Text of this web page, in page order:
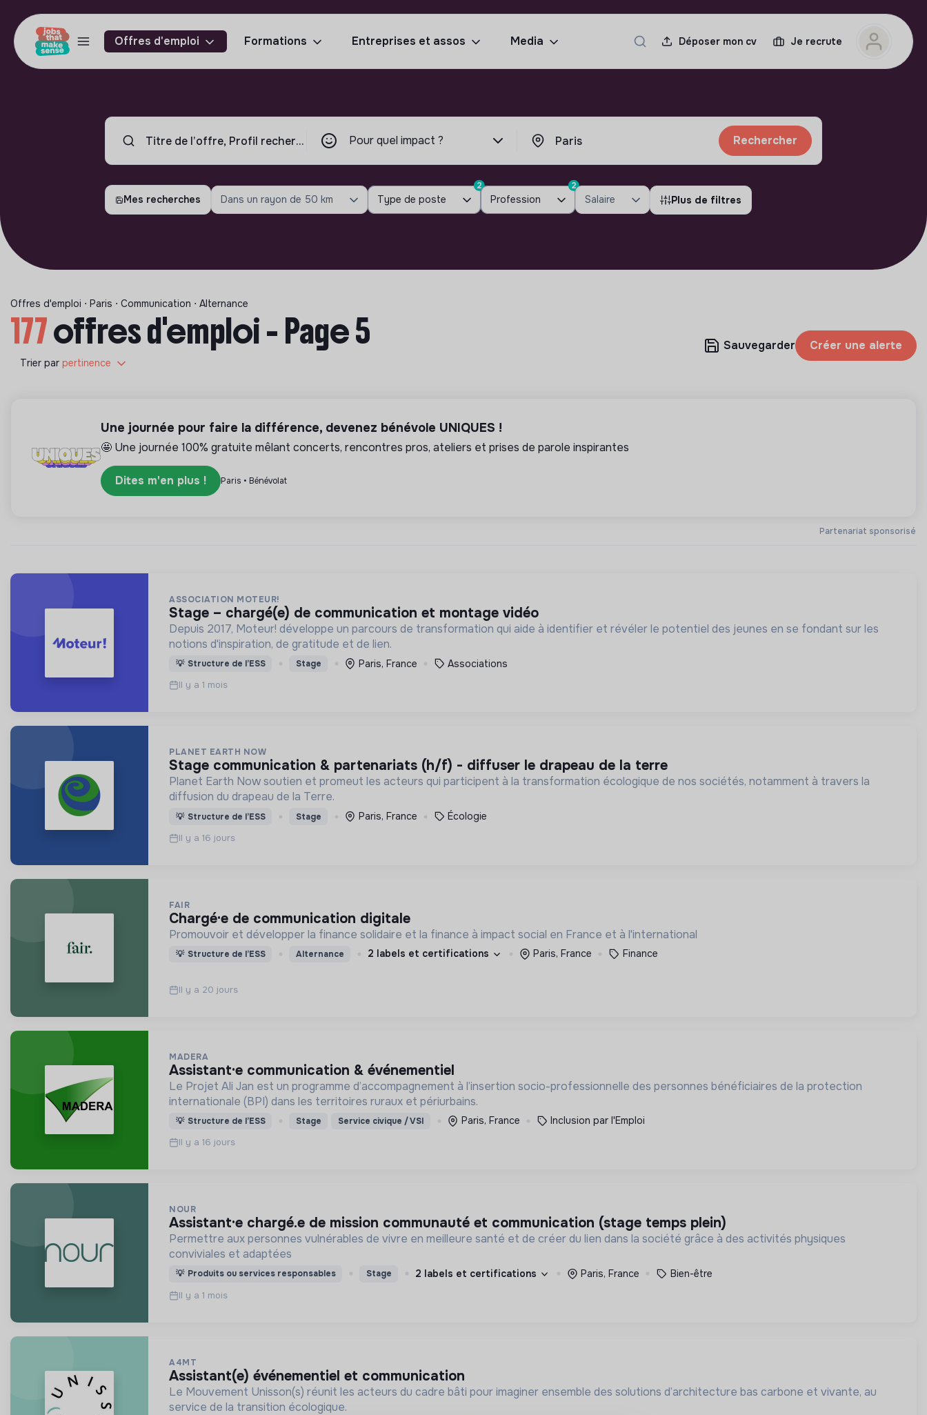
Offres d'emploi Formations Entreprises et assos Media Déposer mon cv Je recrute
Pour quel impact ? Rechercher
Mes recherches Dans un rayon de 50 km Type de poste
2
Profession
2
Salaire Plus de filtres
Offres d'emploi ⋅ Paris ⋅ Communication ⋅ Alternance
177offres d'emploi - Page 5
Trier par pertinence
Sauvegarder Créer une alerte
Partenariat sponsorisé
Une journée pour faire la différence, devenez bénévole UNIQUES !
🤩 Une journée 100% gratuite mêlant concerts, rencontres pros, ateliers et prises de parole inspirantes
Dites m'en plus ! Paris • Bénévolat
ASSOCIATION MOTEUR!
stage – chargé(e) de communication et montage vidéo
Depuis 2017, Moteur! développe un parcours de transformation qui aide à identifier et révéler le potentiel des jeunes en se fondant sur les
notions d'inspiration, de gratitude et de lien.
💡 Structure de l’ESS Stage Paris, France Associations
Il y a 1 mois
PLANET EARTH NOW
stage communication & partenariats (h/f) - diffuser le drapeau de la terre
Planet Earth Now soutien et promeut les acteurs qui participent à la transformation écologique de nos sociétés, notamment à travers la
diffusion du drapeau de la Terre.
💡 Structure de l’ESS Stage Paris, France Écologie
Il y a 16 jours
FAIR
chargé·e de communication digitale
Promouvoir et développer la finance solidaire et la finance à impact social en France et à l'international
💡 Structure de l’ESS Alternance 2 labels et certifications Paris, France Finance
Il y a 20 jours
MADERA
assistant·e communication & événementiel
Le Projet Ali Jan est un programme d’accompagnement à l’insertion socio-professionnelle des personnes bénéficiaires de la protection
internationale (BPI) dans les territoires ruraux et périurbains.
💡 Structure de l’ESS Stage Service civique / VSI Paris, France Inclusion par l'Emploi
Il y a 16 jours
NOUR
assistant·e chargé.e de mission communauté et communication (stage temps plein)
Permettre aux personnes vulnérables de vivre en meilleure santé et de créer du lien dans la société grâce à des activités physiques
conviviales et adaptées
💡 Produits ou services responsables Stage 2 labels et certifications Paris, France Bien-être
Il y a 1 mois
A4MT
assistant(e) événementiel et communication
Le Mouvement Unisson(s) réunit les acteurs du cadre bâti pour imaginer ensemble des solutions d’architecture bas carbone et vivante, au
service de la transition écologique.